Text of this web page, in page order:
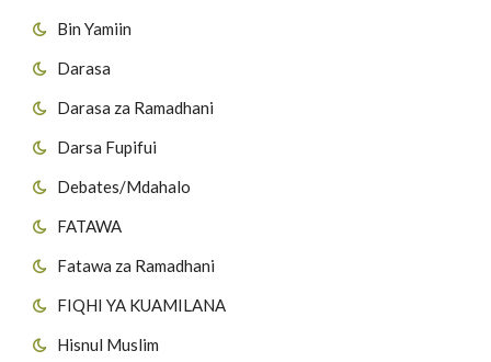
Bin Yamiin
Darasa
Darasa za Ramadhani
Darsa Fupifui
Debates/Mdahalo
FATAWA
Fatawa za Ramadhani
FIQHI YA KUAMILANA
Hisnul Muslim